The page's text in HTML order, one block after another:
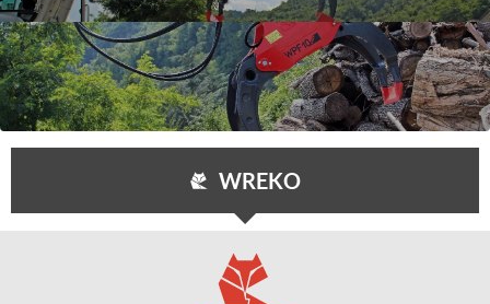
WREKO